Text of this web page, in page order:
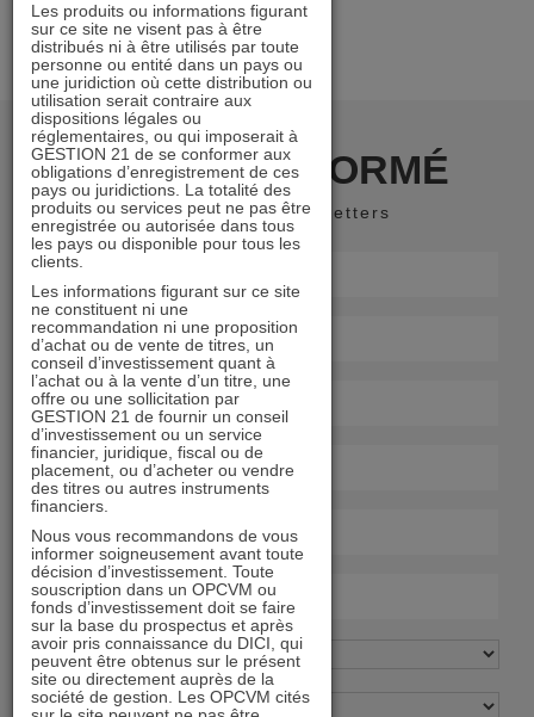
RESTER INFORMÉ
Recevoir nos newsletters
Les produits ou informations figurant
sur ce site ne visent pas à être
distribués ni à être utilisés par toute
personne ou entité dans un pays ou
une juridiction où cette distribution ou
utilisation serait contraire aux
dispositions légales ou
réglementaires, ou qui imposerait à
GESTION 21 de se conformer aux
obligations d’enregistrement de ces
pays ou juridictions. La totalité des
produits ou services peut ne pas être
enregistrée ou autorisée dans tous
les pays ou disponible pour tous les
clients.
Les informations figurant sur ce site
ne constituent ni une
recommandation ni une proposition
d’achat ou de vente de titres, un
conseil d’investissement quant à
l’achat ou à la vente d’un titre, une
offre ou une sollicitation par
GESTION 21 de fournir un conseil
d’investissement ou un service
financier, juridique, fiscal ou de
placement, ou d’acheter ou vendre
des titres ou autres instruments
financiers.
Nous vous recommandons de vous
informer soigneusement avant toute
décision d’investissement. Toute
souscription dans un OPCVM ou
fonds d’investissement doit se faire
sur la base du prospectus et après
avoir pris connaissance du DICI, qui
peuvent être obtenus sur le présent
site ou directement auprès de la
société de gestion. Les OPCVM cités